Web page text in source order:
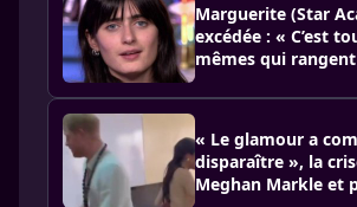
Marguerite (Star
excédée : « C’est
mêmes qui
« Le glamour a
disparaître », la
Meghan Markle et